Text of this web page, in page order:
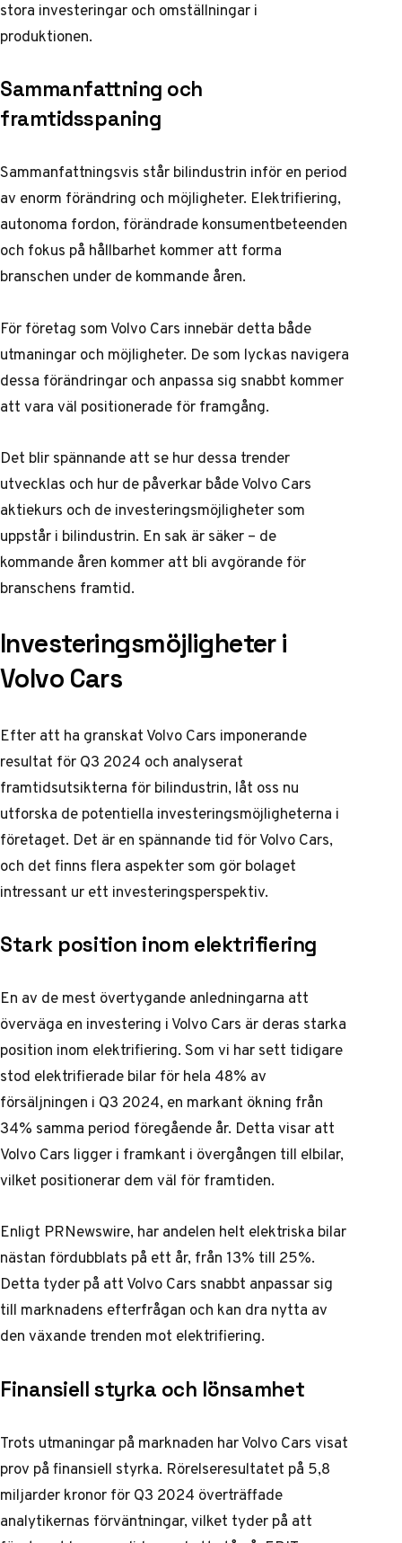
stora investeringar och omställningar i
produktionen.
Sammanfattning och
framtidsspaning
Sammanfattningsvis står bilindustrin inför en period
av enorm förändring och möjligheter. Elektrifiering,
autonoma fordon, förändrade konsumentbeteenden
och fokus på hållbarhet kommer att forma
branschen under de kommande åren.
För företag som Volvo Cars innebär detta både
utmaningar och möjligheter. De som lyckas navigera
dessa förändringar och anpassa sig snabbt kommer
att vara väl positionerade för framgång.
Det blir spännande att se hur dessa trender
utvecklas och hur de påverkar bådeVolvo Cars
aktiekurs och deinvesteringsmöjlighetersom
uppstår i bilindustrin. En sak är säker – de
kommande åren kommer att bli avgörande för
branschens framtid.
Investeringsmöjligheter i
Volvo Cars
Efter att ha granskat Volvo Cars imponerande
resultat för Q3 2024 och analyserat
framtidsutsikterna för bilindustrin, låt oss nu
utforska de potentiella investeringsmöjligheterna i
företaget. Det är en spännande tid för Volvo Cars,
och det finns flera aspekter som gör bolaget
intressant ur ett investeringsperspektiv.
Stark position inom elektrifiering
En av de mest övertygande anledningarna att
överväga en investering i Volvo Cars är deras starka
position inom elektrifiering. Som vi har sett tidigare
stod elektrifierade bilar för hela 48% av
försäljningen i Q3 2024, en markant ökning från
34% samma period föregående år. Detta visar att
Volvo Cars ligger i framkant i övergången till elbilar,
vilket positionerar dem väl för framtiden.
Enligt PRNewswire, har andelen helt elektriska bilar
nästan fördubblats på ett år, från 13% till 25%.
Detta tyder på att Volvo Cars snabbt anpassar sig
till marknadens efterfrågan och kan dra nytta av
den växande trenden mot elektrifiering.
Finansiell styrka och lönsamhet
Trots utmaningar på marknaden har Volvo Cars visat
prov på finansiell styrka. Rörelseresultatet på 5,8
miljarder kronor för Q3 2024 överträffade
analytikernas förväntningar, vilket tyder på att